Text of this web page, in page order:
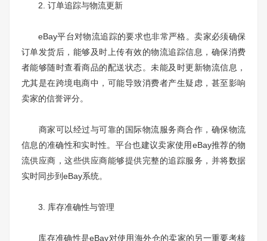
2. 订单追踪与物流更新
eBay平台对物流追踪的要求也非常严格。卖家必须确保
订单发货后，能够及时上传有效的物流追踪信息，确保消费
者能够随时查看商品的配送状态。未能及时更新物流信息，
尤其是在跨境电商中，可能导致消费者产生疑虑，甚至影响
卖家的信誉评分。
商家可以经过与可靠的国际物流服务商合作，确保物流
信息的准确性和实时性。平台也建议卖家使用eBay推荐的物
流供应商，这些供应商能够提供完整的追踪服务，并将数据
实时同步到eBay系统。
3. 库存准确性与管理
库存准确性是eBay对使用海外仓的卖家的另一重要考核